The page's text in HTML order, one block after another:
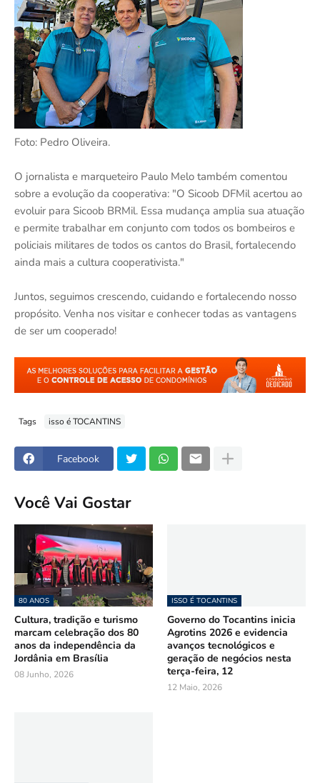
Foto: Pedro Oliveira.
O jornalista e marqueteiro Paulo Melo também comentou
sobre a evolução da cooperativa: "O Sicoob DFMil acertou ao
evoluir para Sicoob BRMil. Essa mudança amplia sua atuação
e permite trabalhar em conjunto com todos os bombeiros e
policiais militares de todos os cantos do Brasil, fortalecendo
ainda mais a cultura cooperativista."
Juntos, seguimos crescendo, cuidando e fortalecendo nosso
propósito. Venha nos visitar e conhecer todas as vantagens
de ser um cooperado!
Tags isso é TOCANTINS
Facebook
Você Vai Gostar
80 ANOS
Cultura, tradição e turismo
marcam celebração dos 80
anos da independência da
Jordânia em Brasília
08 Junho, 2026
ISSO É TOCANTINS
Governo do Tocantins inicia
Agrotins 2026 e evidencia
avanços tecnológicos e
geração de negócios nesta
terça-feira, 12
12 Maio, 2026